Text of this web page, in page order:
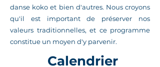
danse koko et bien d'autres. Nous croyons
qu'il est important de préserver nos
valeurs traditionnelles, et ce programme
constitue un moyen d'y parvenir.
Calendrier